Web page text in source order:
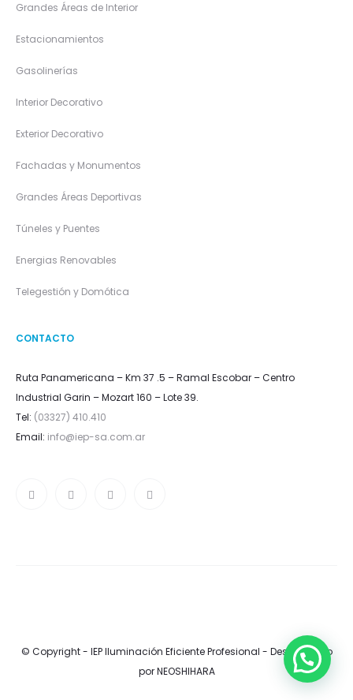
Grandes Áreas de Interior
Estacionamientos
Gasolinerías
Interior Decorativo
Exterior Decorativo
Fachadas y Monumentos
Grandes Áreas Deportivas
Túneles y Puentes
Energias Renovables
Telegestión y Domótica
CONTACTO
Ruta Panamericana – Km 37 .5 – Ramal Escobar – Centro
Industrial Garin – Mozart 160 – Lote 39.
Tel: (03327) 410.410
Email: info@iep-sa.com.ar
© Copyright - IEP Iluminación Eficiente Profesional - Desarrollado
por NEOSHIHARA